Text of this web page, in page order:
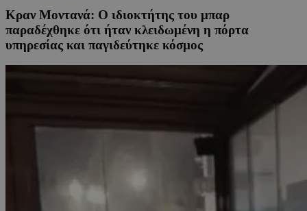
Κραν Μοντανά: Ο ιδιοκτήτης του μπαρ
παραδέχθηκε ότι ήταν κλειδωμένη η πόρτα
υπηρεσίας και παγιδεύτηκε κόσμος